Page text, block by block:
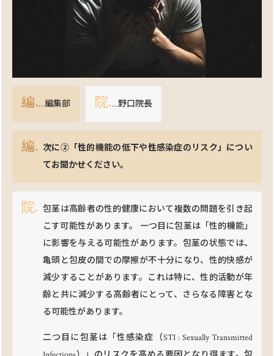
編.…編集部 院.…野口院長
次に②「性的機能の低下や性感染症のリスク」につい
てお聞かせください。
包茎は高齢者の性的健康において複数の問題を引き起
こす可能性があります。 一つ目に包茎は「性的機能」
に影響を与える可能性があります。包茎の状態では、
亀頭と包皮の間での摩擦が不十分になり、性的快感が
減少することがあります。これは特に、性的活動が年
齢と共に減少する高齢者にとって、さらなる障害とな
る可能性があります。
二つ目に包茎は「性感染症（STI : Sexually Transmitted